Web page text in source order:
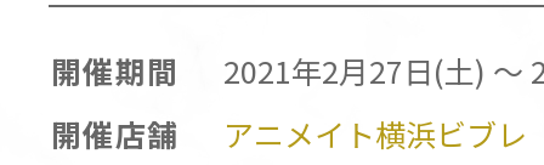
開催期間
2021年2月27日(土) ～
開催店舗
アニメイト横浜ビブレ